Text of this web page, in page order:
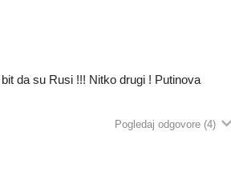
da su Rusi !!! Nitko drugi ! Putinova
Pogledaj odgovore (4)